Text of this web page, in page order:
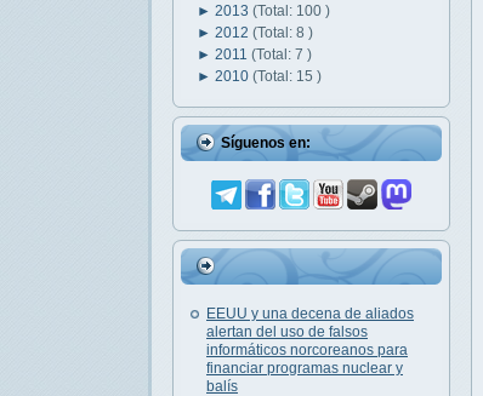
► 2013 (Total: 100 )
► 2012 (Total: 8 )
► 2011 (Total: 7 )
► 2010 (Total: 15 )
Síguenos en:
EEUU y una decena de aliados
alertan del uso de falsos
informáticos norcoreanos para
financiar programas nuclear y
balís